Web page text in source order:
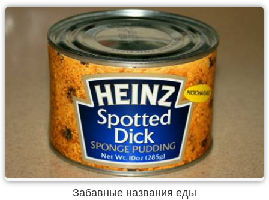
Забавные названия еды